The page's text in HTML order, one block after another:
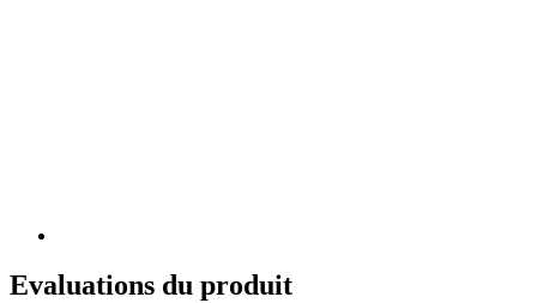
Evaluations du produit